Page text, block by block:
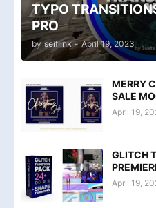
TYPO
PRO
by seiflink - April 19, 2023
MERRY
SALE
April 19,
GLITCH
April 19,